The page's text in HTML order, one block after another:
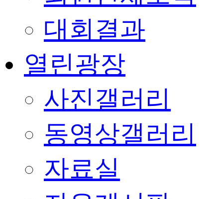
대회결과
열린광장
사진갤러리
동영상갤러리
자료실